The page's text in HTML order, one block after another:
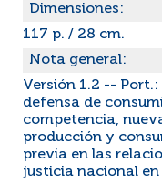
Dimensiones:
117 p. / 28 cm.
Nota general:
Versión 1.2 --
defensa de
competencia,
producción y
previa en las
justicia nacional